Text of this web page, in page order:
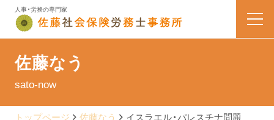
人事・労務の専門家
佐藤なう
sato-now
トップページ 佐藤なう イスラエル・パレスチナ問題